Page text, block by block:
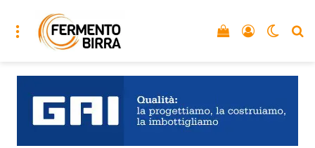
Menu Accedi
Vedi il carrello